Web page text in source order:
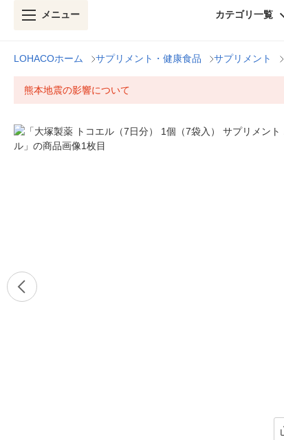
メニュー カテゴリ一覧
LOHACOホーム サプリメント・健康食品 サプリメント
熊本地震の影響について